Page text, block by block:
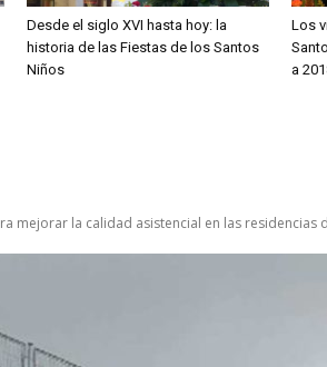
Desde el siglo XVI hasta hoy: la
historia de las Fiestas de los Santos
Niños
Los
a